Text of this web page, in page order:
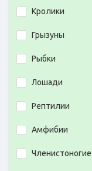
Кролики
Грызуны
Рыбки
Лошади
Рептилии
Амфибии
Членистоногие